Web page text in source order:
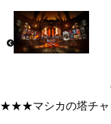
★★★マシカの塔チ